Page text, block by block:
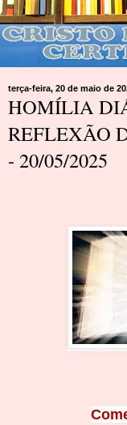
terça-feira, 20 de maio de
HOMÍLIA
REFLEXÃO
- 20/05/2025